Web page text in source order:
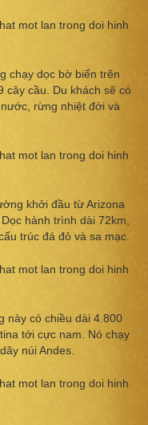
chạy dọc bờ biển trên
cây cầu. Du khách sẽ có
rừng nhiệt đới và
khởi đầu từ Arizona
hành trình dài 72km,
trúc đá đỏ và sa mạc.
này có chiều dài 4.800
tới cực nam. Nó chạy
núi Andes.